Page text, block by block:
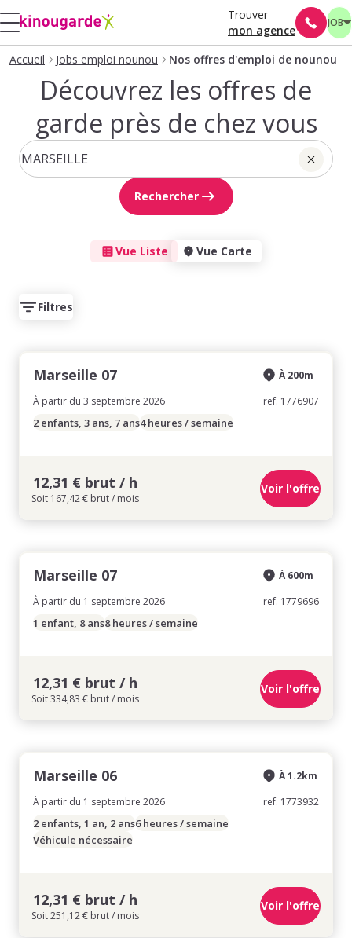
Trouver
mon agence
JOB
Accueil Jobs emploi nounou Nos offres d'emploi de nounou
Découvrez les offres de
garde près de chez vous
Rechercher
Vue Liste Vue Carte
Filtres
Marseille 07
À partir du 3 septembre 2026
À 200m
ref. 1776907
2 enfants, 3 ans, 7 ans4 heures / semaine
12,31 € brut / h
Soit 167,42 € brut / mois
Voir l'offre
Marseille 07
À partir du 1 septembre 2026
À 600m
ref. 1779696
1 enfant, 8 ans8 heures / semaine
12,31 € brut / h
Soit 334,83 € brut / mois
Voir l'offre
Marseille 06
À partir du 1 septembre 2026
À 1.2km
ref. 1773932
2 enfants, 1 an, 2 ans6 heures / semaine
Véhicule nécessaire
12,31 € brut / h
Soit 251,12 € brut / mois
Voir l'offre